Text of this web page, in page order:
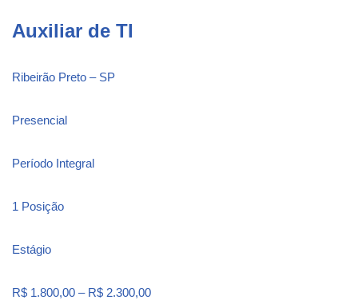
Auxiliar de TI
Ribeirão Preto – SP
Presencial
Período Integral
1 Posição
Estágio
R$ 1.800,00 – R$ 2.300,00